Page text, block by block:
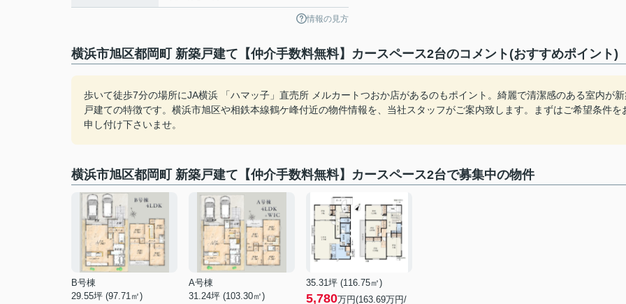
情報の見方
横浜市旭区都岡町 新築戸建て【仲介手数料無料】カースペース2台のコメント(おすすめポイント)
歩いて徒歩7分の場所にJA横浜 「ハマッ子」直売所 メルカートつおか店があるのもポイント。綺麗で清潔感のある室内が
戸建ての特徴です。横浜市旭区や相鉄本線鶴ケ峰付近の物件情報を、当社スタッフがご案内致します。まずはご希望条件を
申し付け下さいませ。
横浜市旭区都岡町 新築戸建て【仲介手数料無料】カースペース2台で募集中の物件
B号棟
29.55坪 (97.71㎡)
A号棟
31.24坪 (103.30㎡)
35.31坪 (116.75㎡)
5,780万円(163.69万円/